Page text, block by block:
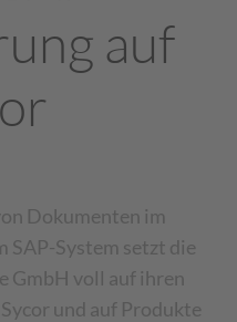
auf
Dokumenten im
SAP-System setzt die
GmbH voll auf ihren
und auf Produkte